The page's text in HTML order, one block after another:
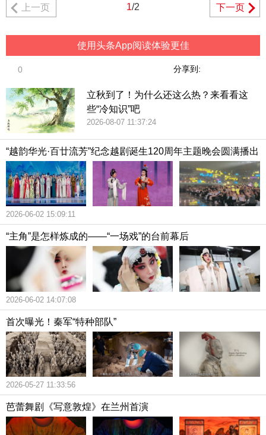
上一页 1/2 下一页
使用头条App阅读体验更佳
分享到:
0
立秋到了！为什么还这么热？来看看这
些“冷知识”吧
2026-08-07 11:37:24
“越韵华光·百廿流芳”纪念越剧诞生120周年主题晚会圆满播出
2026-06-02 15:09:11
“主角”是怎样炼成的——“一场戏”的台前幕后
2026-06-02 14:07:08
首次曝光！秦军“特种部队”
2026-05-27 11:33:56
芭蕾舞剧《写意敦煌》在兰州首演